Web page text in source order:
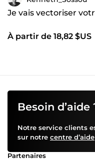
Je vais vectoriser
À partir de 18,82 $US
Besoin d’aide
Notre service clients
sur notre centre d’aide
Partenaires